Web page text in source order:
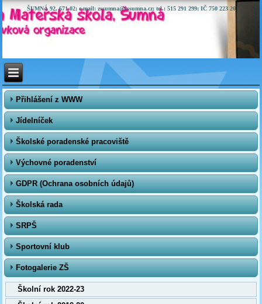
ŠUMNÁ 92, 671 02; e-mail: zssumna@zssumna.cz; tel.: 515 291 299; IČ 750 223 20
Přihlášení z WWW
Jídelníček
Školské poradenské pracoviště
Výchovné poradenství
GDPR (Ochrana osobních údajů)
Školská rada
SRPŠ
Sportovní klub
Fotogalerie ZŠ
Školní rok 2022-23